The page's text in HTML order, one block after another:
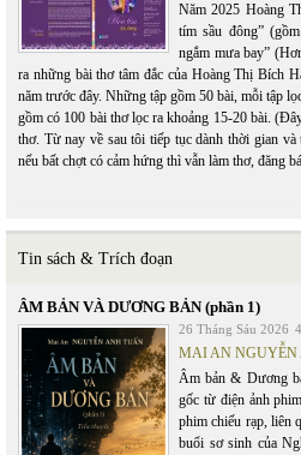
Năm 2025 Hoàng
tím sầu đông”
ngắm mưa bay”
ra những bài thơ tâm đắc của Hoàng Thị Bích
năm trước đây. Những tập gồm 50 bài, mỗi tập
gồm có 100 bài thơ lọc ra khoảng 15-20 bài.
thơ. Từ nay về sau tôi tiếp tục dành thời gian
nếu bất chợt có cảm hứng thì vẫn làm thơ, đăng
Tin sách & Trích đoạn
ÂM BẢN VÀ DƯƠNG BẢN (phần 1)
26 Tháng Sáu 2026
MAI AN
Âm bản & Dương
gốc từ điện ảnh
phim chiếu rạp, liên
buổi sơ sinh của